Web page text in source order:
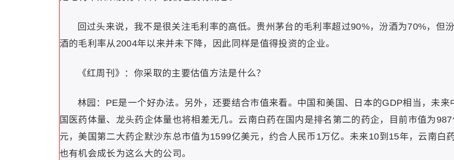
回过头来说，我不是很关注毛利率的高低。贵州茅台的毛利率超过90%，汾酒为70%，但汾
酒的毛利率从2004年以来并未下降，因此同样是值得投资的企业。
《红周刊》：你采取的主要估值方法是什么？
林园：PE是一个好办法。另外，还要结合市值来看。中国和美国、日本的GDP相当，未来
国医药体量、龙头药企体量也将相差无几。云南白药在国内是排名第二的药企，目前市值为987
元，美国第二大药企默沙东总市值为1599亿美元，约合人民币1万亿。未来10到15年，云南白
也有机会成长为这么大的公司。